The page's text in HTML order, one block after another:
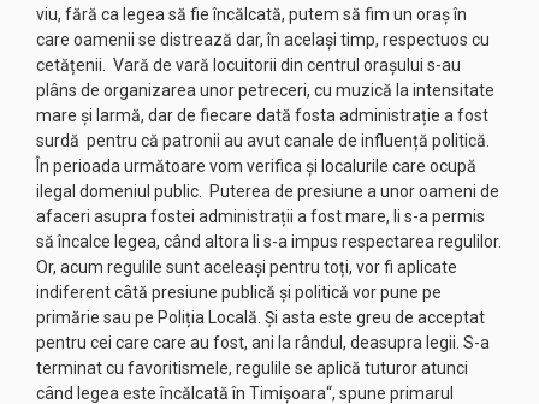
viu, fără ca legea să fie încălcată, putem să fim un oraș în
care oamenii se distrează dar, în același timp, respectuos cu
cetățenii. Vară de vară locuitorii din centrul orașului s-au
plâns de organizarea unor petreceri, cu muzică la intensitate
mare și larmă, dar de fiecare dată fosta administrație a fost
surdă pentru că patronii au avut canale de influență politică.
În perioada următoare vom verifica și localurile care ocupă
ilegal domeniul public. Puterea de presiune a unor oameni de
afaceri asupra fostei administrații a fost mare, li s-a permis
să încalce legea, când altora li s-a impus respectarea regulilor.
Or, acum regulile sunt aceleași pentru toți, vor fi aplicate
indiferent câtă presiune publică și politică vor pune pe
primărie sau pe Poliția Locală. Și asta este greu de acceptat
pentru cei care care au fost, ani la rândul, deasupra legii. S-a
terminat cu favoritismele, regulile se aplică tuturor atunci
când legea este încălcată în Timișoara“, spune primarul